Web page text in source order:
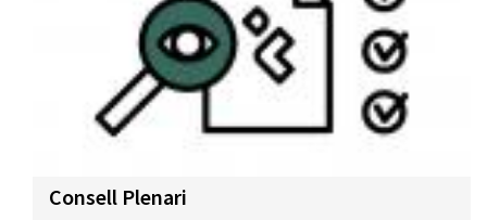
Consell Plenari